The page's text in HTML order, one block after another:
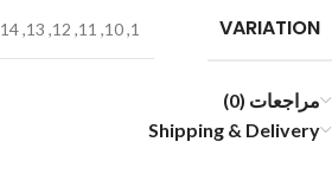
VARIATION
1
,
10
,
11
,
12
,
13
,
14
مراجعات (0)
Shipping & Delivery